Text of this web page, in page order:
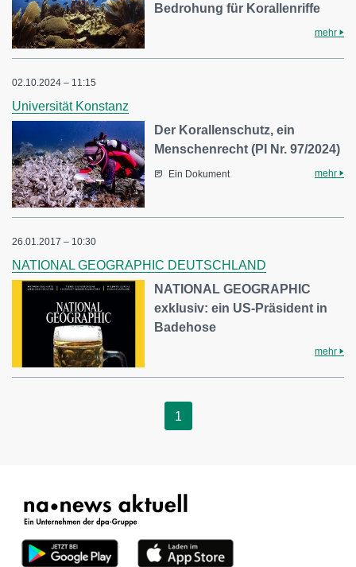
Bedrohung für Korallenriffe
mehr
02.10.2024 – 11:15
Universität Konstanz
Der Korallenschutz, ein
Menschenrecht (PI Nr. 97/2024)
Ein Dokument mehr
26.01.2017 – 10:30
NATIONAL GEOGRAPHIC DEUTSCHLAND
NATIONAL GEOGRAPHIC
exklusiv: ein US-Präsident in
Badehose
mehr
1